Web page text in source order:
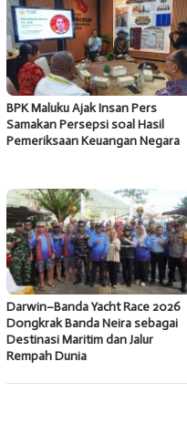
BPK Maluku Ajak Insan Pers
Samakan Persepsi soal Hasil
Pemeriksaan Keuangan Negara
Darwin–Banda Yacht Race 2026
Dongkrak Banda Neira sebagai
Destinasi Maritim dan Jalur
Rempah Dunia